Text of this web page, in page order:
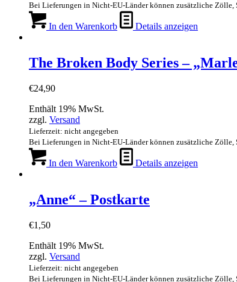
Bei Lieferungen in Nicht-EU-Länder können zusätzliche Zölle,
In den Warenkorb Details anzeigen
The Broken Body Series –
€24,90
Enthält 19% MwSt.
zzgl. Versand
Lieferzeit: nicht angegeben
Bei Lieferungen in Nicht-EU-Länder können zusätzliche Zölle,
In den Warenkorb Details anzeigen
„Anne“ – Postkarte
€1,50
Enthält 19% MwSt.
zzgl. Versand
Lieferzeit: nicht angegeben
Bei Lieferungen in Nicht-EU-Länder können zusätzliche Zölle,